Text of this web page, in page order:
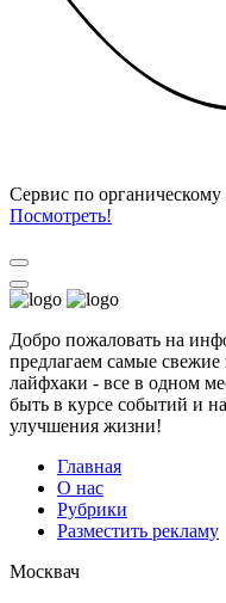
Cервис по
Посмотреть!
Добро пожаловать на
предлагаем самые свежие
лайфхаки - все в одном
быть в курсе событий и
улучшения жизни!
Главная
О нас
Рубрики
Разместить рекламу
Москвач